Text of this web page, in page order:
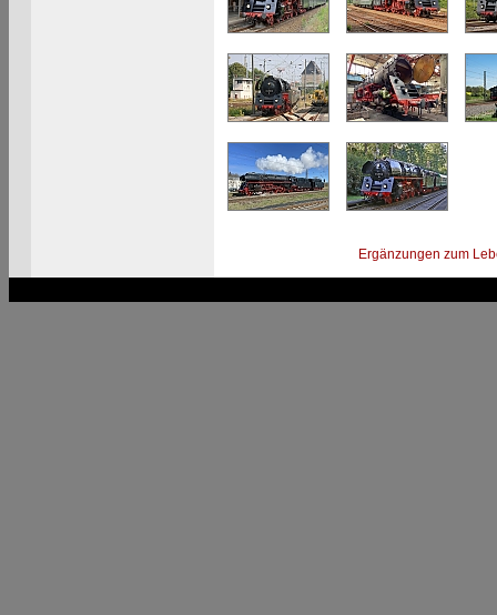
Ergänzungen zum